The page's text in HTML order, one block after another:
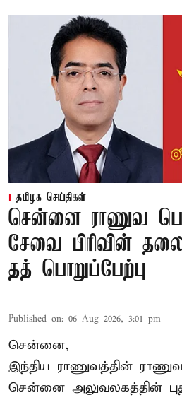
தமிழக செய்திகள்
சென்னை ராணுவ
சேவை பிரிவின்
தத் பொறுப்பேற்பு
Published on: 06 Aug 2026, 3:01 pm
சென்னை,
இந்திய ராணுவத்தின்
சென்னை அலுவலகத்தின்